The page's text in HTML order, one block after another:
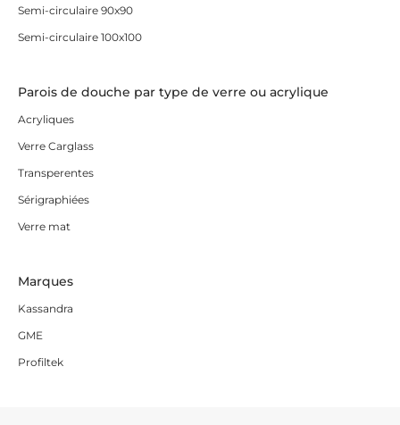
Semi-circulaire 90x90
Semi-circulaire 100x100
Parois de douche par type de verre ou acrylique
Acryliques
Verre Carglass
Transperentes
Sérigraphiées
Verre mat
Marques
Kassandra
GME
Profiltek